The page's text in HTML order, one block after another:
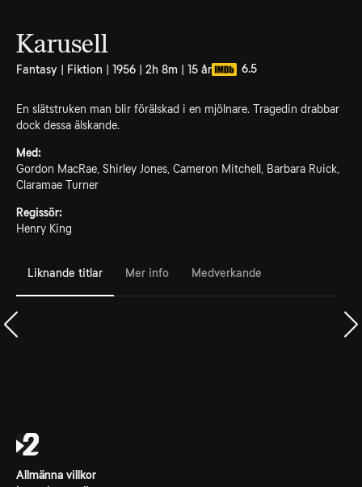
Karusell
Fantasy | Fiktion | 1956 | 2h 8m | 15 år 6.5
En slätstruken man blir förälskad i en mjölnare. Tragedin drabbar
dock dessa älskande.
Med:
Gordon MacRae, Shirley Jones, Cameron Mitchell, Barbara Ruick,
Claramae Turner
Regissör:
Henry King
Liknande titlar Mer info Medverkande
Allmänna villkor